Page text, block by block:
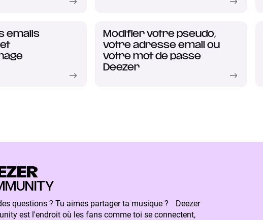
emails
Modifier votre pseudo,
votre adresse email ou
votre mot de passe
Deezer
questions ? Tu aimes partager ta musique ? Deezer
est l'endroit où les fans comme toi se connectent,